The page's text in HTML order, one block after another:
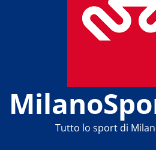
Tutto lo sport di